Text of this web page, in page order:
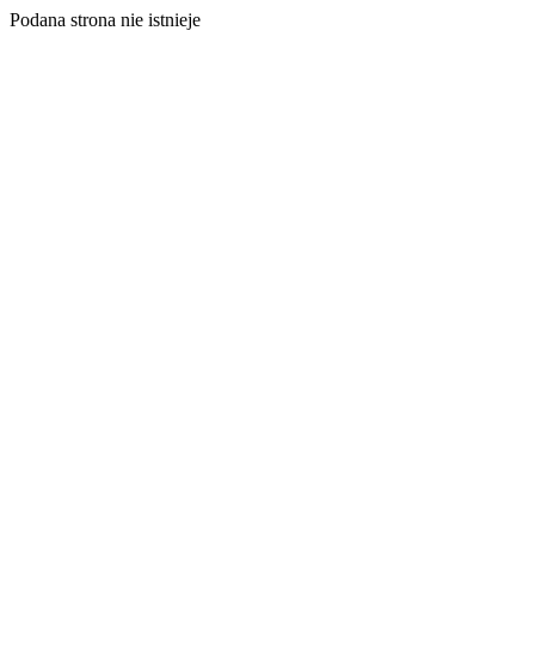
Podana strona nie istnieje